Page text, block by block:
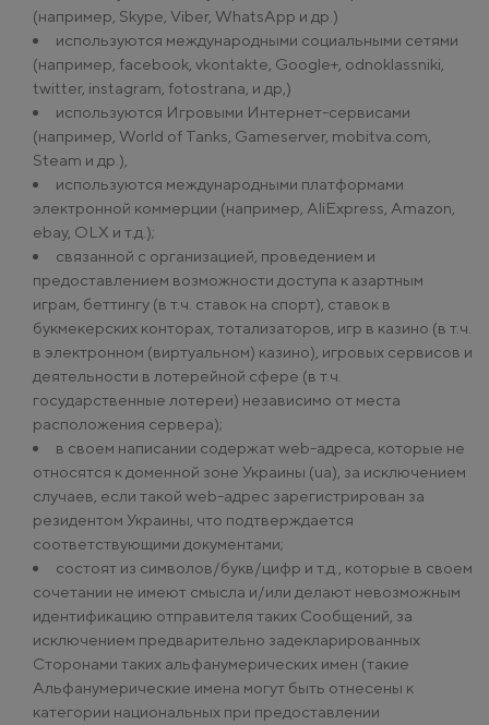
(например, Skype, Viber, WhatsApp и др.)
используются международными социальными сетями
(например, facebook, vkontakte, Google+, odnoklassniki,
twitter, instagram, fotostrana, и др,)
используются Игровыми Интернет-сервисами
(например, World of Tanks, Gameserver, mobitva.com,
Steam и др.),
используются международными платформами
электронной коммерции (например, AliExpress, Amazon,
ebay, OLX и т.д.);
связанной с организацией, проведением и
предоставлением возможности доступа к азартным
играм, беттингу (в т.ч. ставок на спорт), ставок в
букмекерских конторах, тотализаторов, игр в казино (в т.ч.
в электронном (виртуальном) казино), игровых сервисов и
деятельности в лотерейной сфере (в т.ч.
государственные лотереи) независимо от места
расположения сервера);
в своем написании содержат web-адреса, которые не
относятся к доменной зоне Украины (ua), за исключением
случаев, если такой web-адрес зарегистрирован за
резидентом Украины, что подтверждается
соответствующими документами;
состоят из символов/букв/цифр и т.д., которые в своем
сочетании не имеют смысла и/или делают невозможным
идентификацию отправителя таких Сообщений, за
исключением предварительно задекларированных
Сторонами таких альфанумерических имен (такие
Альфанумерические имена могут быть отнесены к
категории национальных при предоставлении